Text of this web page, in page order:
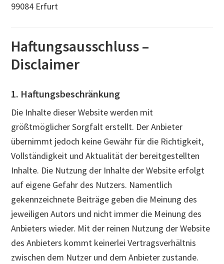
99084 Erfurt
Haftungsausschluss –
Disclaimer
1. Haftungsbeschränkung
Die Inhalte dieser Website werden mit
größtmöglicher Sorgfalt erstellt. Der Anbieter
übernimmt jedoch keine Gewähr für die Richtigkeit,
Vollständigkeit und Aktualität der bereitgestellten
Inhalte. Die Nutzung der Inhalte der Website erfolgt
auf eigene Gefahr des Nutzers. Namentlich
gekennzeichnete Beiträge geben die Meinung des
jeweiligen Autors und nicht immer die Meinung des
Anbieters wieder. Mit der reinen Nutzung der Website
des Anbieters kommt keinerlei Vertragsverhältnis
zwischen dem Nutzer und dem Anbieter zustande.